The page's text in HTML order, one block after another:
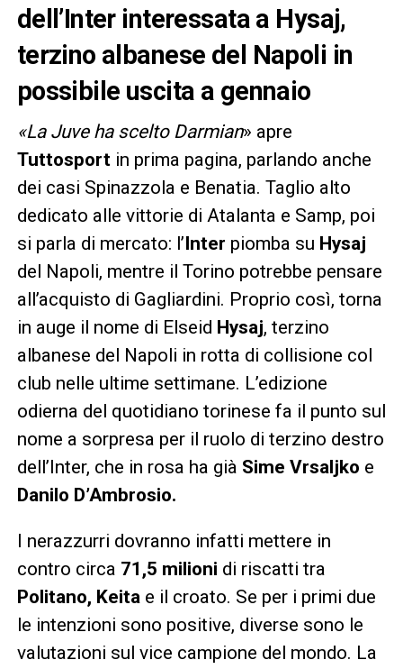
dell’Inter interessata a Hysaj,
terzino albanese del Napoli in
possibile uscita a gennaio
«La Juve ha scelto Darmian» apre
Tuttosportin prima pagina, parlando anche
dei casi Spinazzola e Benatia. Taglio alto
dedicato alle vittorie di Atalanta e Samp, poi
si parla di mercato: l’ Inter piomba su Hysaj
del Napoli, mentre il Torino potrebbe pensare
all’acquisto di Gagliardini. Proprio così, torna
in auge il nome di Elseid Hysaj, terzino
albanese del Napoli in rotta di collisione col
club nelle ultime settimane. L’edizione
odierna del quotidiano torinese fa il punto sul
nome a sorpresa per il ruolo di terzino destro
dell’Inter, che in rosa ha già Sime Vrsaljko e
Danilo D’Ambrosio.
I nerazzurri dovranno infatti mettere in
contro circa 71,5 milioni di riscatti tra
Politano, Keitae il croato. Se per i primi due
le intenzioni sono positive, diverse sono le
valutazioni sul vice campione del mondo. La